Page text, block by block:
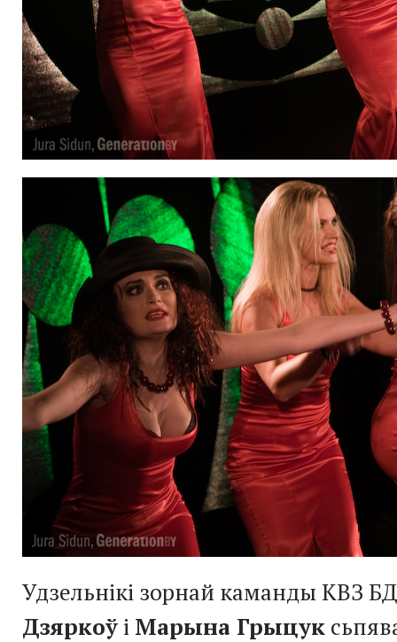
Удзельнікі зорнай каманды КВЗ
Дзяркоўі Марына Грыцук